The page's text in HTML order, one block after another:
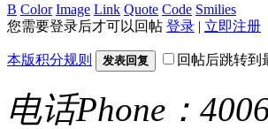
B Color Image Link Quote Code Smilies
您需要登录后才可以回帖 登录 | 立即注册
本版积分规则 发表回复 回帖后跳转到
电话Phone：